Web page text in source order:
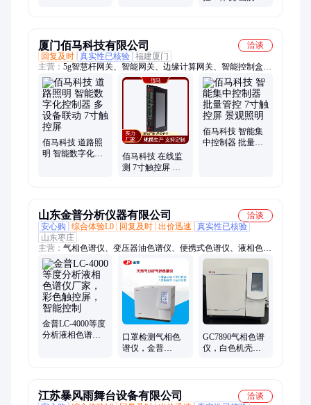
厦门佰马科技有限公司
洽谈
回复及时 真实性已核验 福建厦门
主营： 5g智慧杆网关、智能网关、边缘计算网关、智能控制盒、
智慧杆云平台、工业5G网关、工业网关、无线网关、物联网云
盒、5g网关、灯杆云盒、工业路由器、无线路由器、多功能网
关、综合杆网关、多功能杆网盒、5g综合杆云盒、智慧路灯杆网
关、综合杆网盒、智能灯控器、智能路灯网关、4g网关、防水网
关
佰马科技 道路照
明 智能数字化控
佰马科技 在线监
测 7寸触控屏 智
佰马科技 智能集
中控制器 批量管
山东金普分析仪器有限公司
洽谈
安心购
综合体验L0 回复及时 出价迅速
真实性已核验
山东枣庄
主营： 气相色谱仪、变压器油色谱仪、便携式色谱仪、液相色谱
仪、顶空进样器、热解析仪、岩石热解仪、煤自燃倾向性测定仪
金普LC-4000等度
分析液相色谱仪
口罩检测气相色
谱仪，金普
GC7890气相色谱
仪，白色机壳，
江苏暴风雨舞台设备有限公司
洽谈